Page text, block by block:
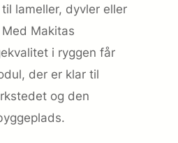
lameller, dyvler eller
Makitas
i ryggen får
der er klar til
og den